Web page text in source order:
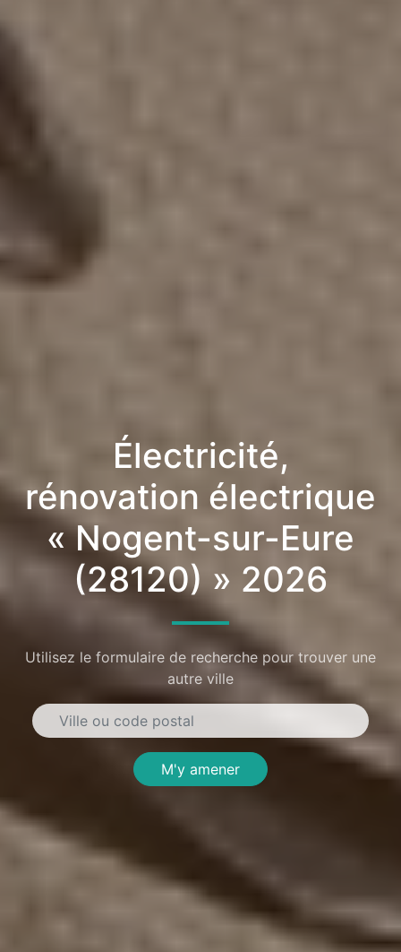
Électricité,
rénovation électrique
« Nogent-sur-Eure
(28120) » 2026
Utilisez le formulaire de recherche pour trouver une
autre ville
M'y amener